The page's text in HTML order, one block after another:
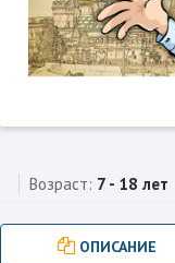
Возраст: 7 - 18 лет
ОПИСАНИЕ